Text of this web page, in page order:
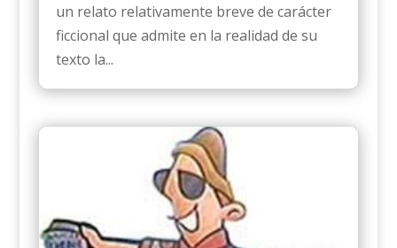
un relato relativamente breve de carácter
ficcional que admite en la realidad de su
texto la...